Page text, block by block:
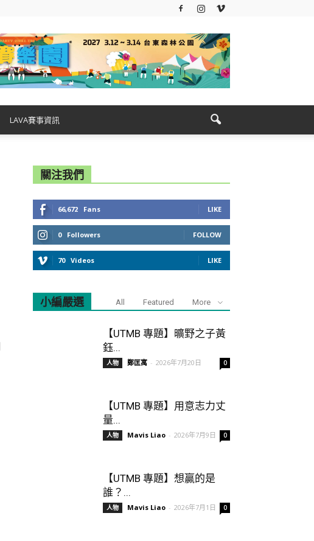
LAVA賽事資訊
關注我們
66,672 Fans LIKE
0 Followers FOLLOW
70 Videos LIKE
小編嚴選 All Featured More
【UTMB 專題】曠野之子黃
鈺...
人物 鄭匡寓 - 2026年7月20日 0
【UTMB 專題】用意志力丈
量...
人物 Mavis Liao - 2026年7月9日 0
【UTMB 專題】想贏的是
誰？...
人物 Mavis Liao - 2026年7月1日 0